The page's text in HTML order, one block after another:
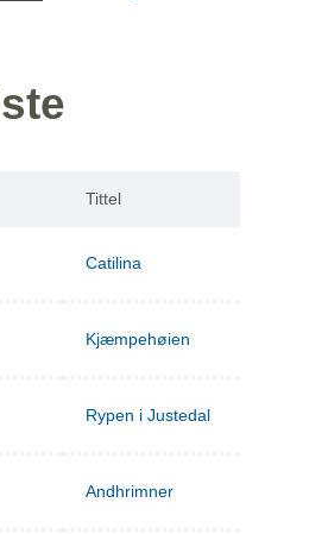
Tittel
Catilina
Kjæmpehøien
Rypen i Justedal
Andhrimner